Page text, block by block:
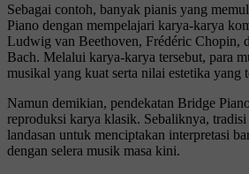
Sebagai contoh, banyak pianis yang
Piano dengan mempelajari karya-karya
Ludwig van Beethoven, Frédéric Chopin,
Bach. Melalui karya-karya tersebut, para
musikal yang kuat serta nilai estetika yang
Namun demikian, pendekatan Bridge
reproduksi karya klasik. Sebaliknya, tradisi
landasan untuk menciptakan interpretasi
dengan selera musik masa kini.